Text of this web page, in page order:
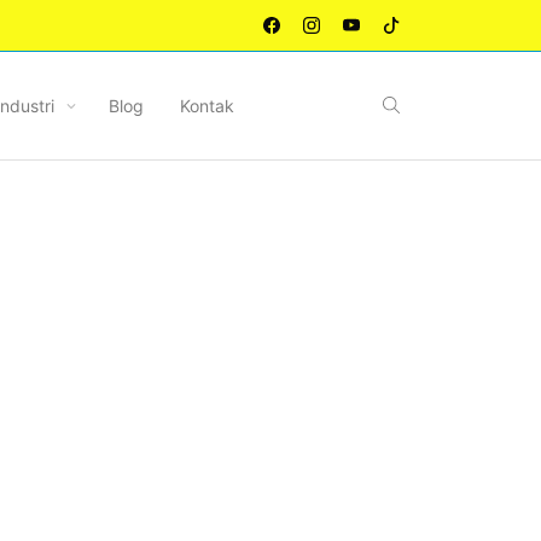
Blog Kontak